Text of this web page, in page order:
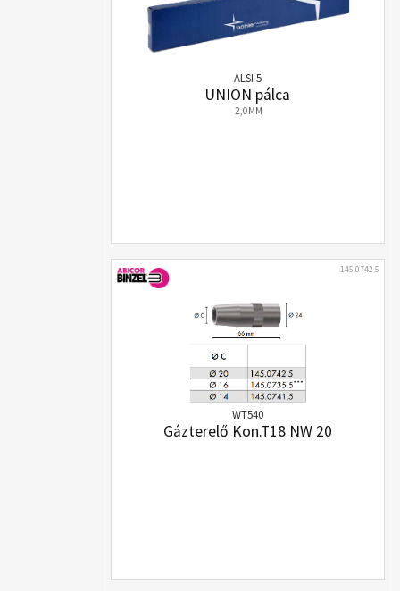
ALSI 5
UNION pálca
2,0MM
145.0742.5
WT540
Gázterelő Kon.T18 NW 20